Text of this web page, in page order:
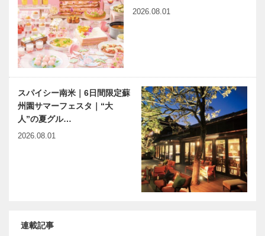
2026.08.01
スパイシー南米｜6日間限定蘇
州園サマーフェスタ｜“大
人”の夏グル…
2026.08.01
連載記事